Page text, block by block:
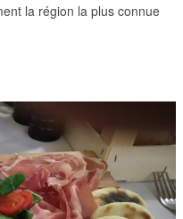
la région la plus connue